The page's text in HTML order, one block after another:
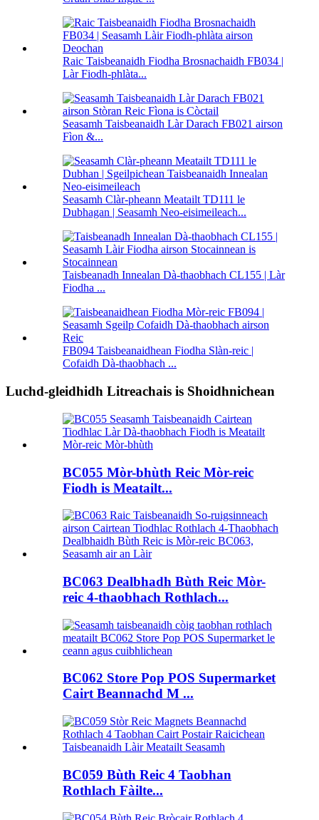
Raic Taisbeanaidh Fiodha Brosnachaidh FB034 |
Làr Fiodh-phlàta...
Seasamh Taisbeanaidh Làr Darach FB021 airson
Fìon &...
Seasamh Clàr-pheann Meatailt TD111 le
Dubhagan | Seasamh Neo-eisimeileach...
Taisbeanadh Innealan Dà-thaobhach CL155 | Làr
Fiodha ...
FB094 Taisbeanaidhean Fiodha Slàn-reic |
Cofaidh Dà-thaobhach ...
Luchd-gleidhidh Litreachais is Shoidhnichean
BC055 Mòr-bhùth Reic Mòr-reic
Fiodh is Meatailt...
BC063 Dealbhadh Bùth Reic Mòr-
reic 4-thaobhach Rothlach...
BC062 Store Pop POS Supermarket
Cairt Beannachd M ...
BC059 Bùth Reic 4 Taobhan
Rothlach Fàilte...